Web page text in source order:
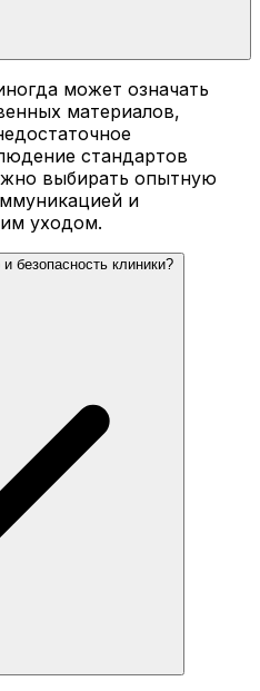
может означать
материалов,
стандартов
выбирать опытную
и
уходом.
безопасность клиники?